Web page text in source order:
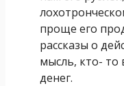
проще его
рассказы о
мысль, кто- то
денег.